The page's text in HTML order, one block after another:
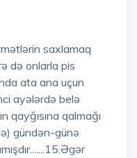
saxlamaq
də onlarla pis
ata ana uçun
ayələrdə belə
qayğısına qalmağı
gündən-günə